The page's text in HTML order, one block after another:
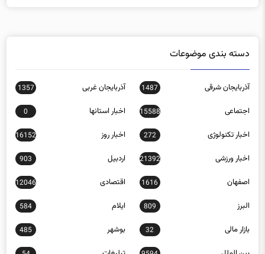
دسته بندی موضوعات
آذربایجان شرقی 1487 آذربایجان غربی 1357
اجتماعی 15588 اخبار استانها 0
اخبار تکنولوژی 272 اخبار روز 16152
اخبار ورزشی 21392 اردبیل 903
اصفهان 1616 اقتصادی 12046
البرز 809 ایلام 584
بازار مالی 32 بوشهر 485